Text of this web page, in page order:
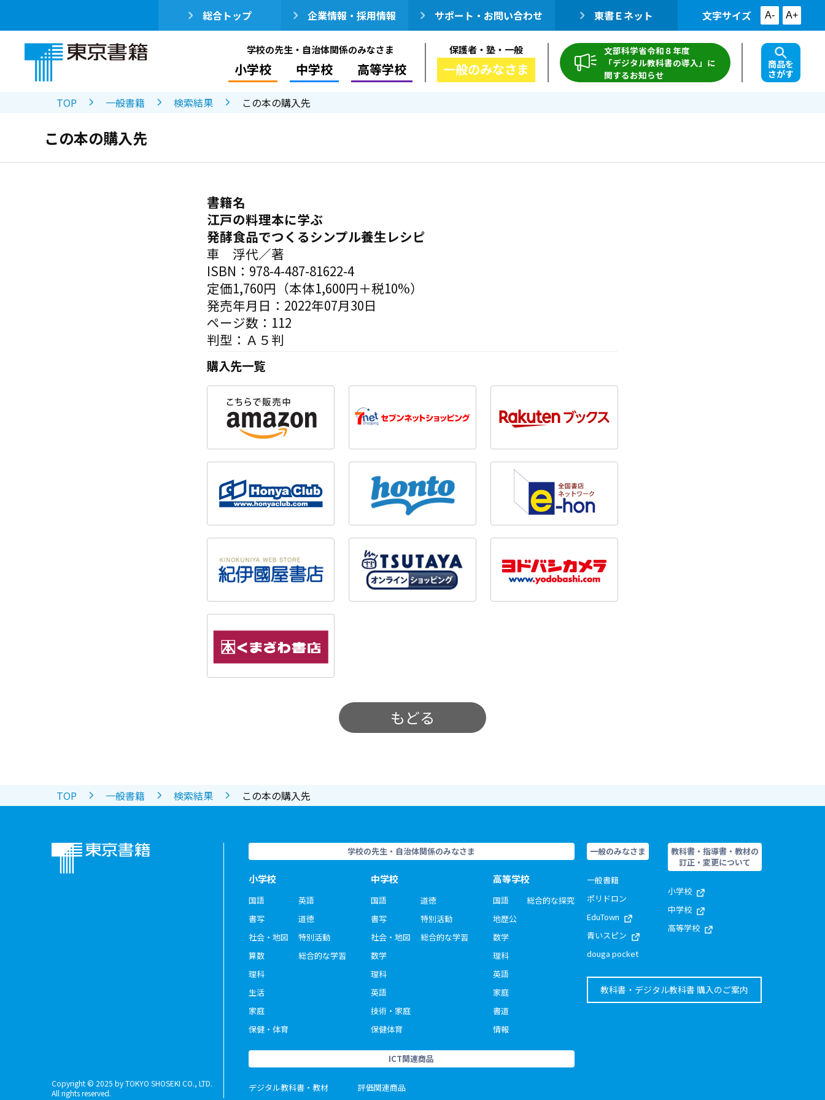
総合トップ 企業情報・採用情報 サポート・お問い合わせ 東書Ｅネット 文字サイズ A- A+
学校の先生・自治体関係のみなさま
小学校 中学校 高等学校
保護者・塾・一般
一般のみなさま
文部科学省令和８年度
「デジタル教科書の導入」に
関するお知らせ
商品を
さがす
TOP 一般書籍 検索結果 この本の購入先
この本の購入先
書籍名
江戸の料理本に学ぶ
発酵食品でつくるシンプル養生レシピ
車 浮代／著
ISBN：978-4-487-81622-4
定価1,760円（本体1,600円＋税10%）
発売年月日：2022年07月30日
ページ数：112
判型：Ａ５判
購入先一覧
もどる
TOP 一般書籍 検索結果 この本の購入先
Copyright © 2025 by TOKYO SHOSEKI CO., LTD.
All rights reserved.
学校の先生・自治体関係のみなさま
小学校
国語
書写
社会・地図
算数
理科
生活
家庭
保健・体育
英語
道徳
特別活動
総合的な学習
中学校
国語
書写
社会・地図
数学
理科
英語
技術・家庭
保健体育
道徳
特別活動
総合的な学習
高等学校
国語
地歴公
数学
理科
英語
家庭
書道
情報
総合的な探究
ICT関連商品
デジタル教科書・教材 評価関連商品
一般のみなさま
一般書籍
ポリドロン
EduTown
青いスピン
douga pocket
教科書・指導書・教材の
訂正・変更について
小学校
中学校
高等学校
教科書・デジタル教科書 購入のご案内